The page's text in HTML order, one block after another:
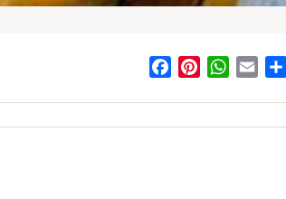
FacebookPinterestWhatsApp
Email